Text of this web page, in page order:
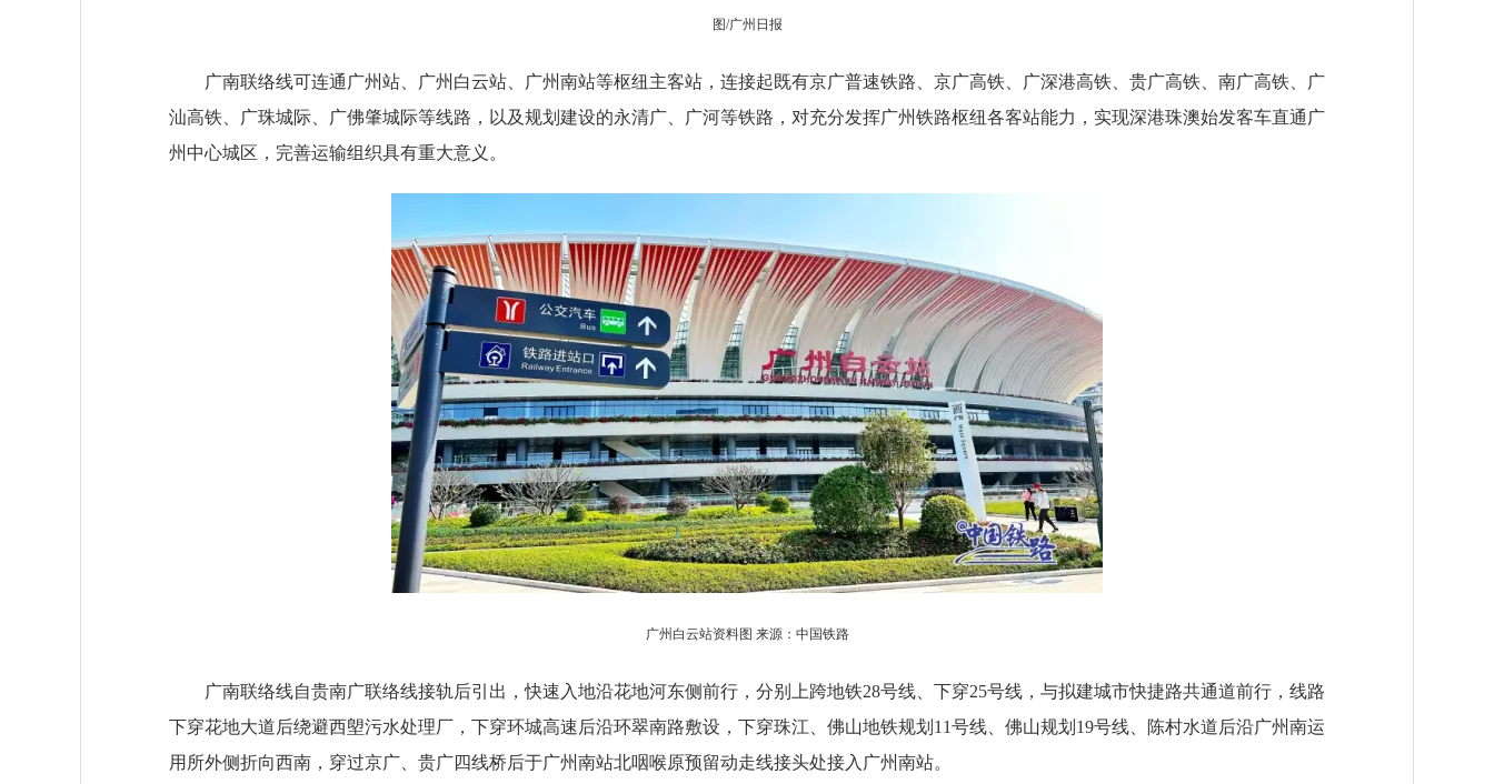
图/广州日报
广南联络线可连通广州站、广州白云站、广州南站等枢纽主客站，连接起既有京广普速铁路、京广高铁、广深港高铁、贵广高铁、南广高铁、广
汕高铁、广珠城际、广佛肇城际等线路，以及规划建设的永清广、广河等铁路，对充分发挥广州铁路枢纽各客站能力，实现深港珠澳始发客车直通广
州中心城区，完善运输组织具有重大意义。
广州白云站资料图 来源：中国铁路
广南联络线自贵南广联络线接轨后引出，快速入地沿花地河东侧前行，分别上跨地铁28号线、下穿25号线，与拟建城市快捷路共通道前行，线路
下穿花地大道后绕避西塱污水处理厂，下穿环城高速后沿环翠南路敷设，下穿珠江、佛山地铁规划11号线、佛山规划19号线、陈村水道后沿广州南运
用所外侧折向西南，穿过京广、贵广四线桥后于广州南站北咽喉原预留动走线接头处接入广州南站。